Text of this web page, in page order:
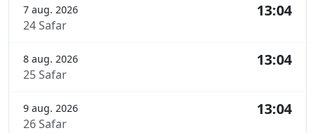
7 aug. 2026
24 Safar
13:04
8 aug. 2026
25 Safar
13:04
9 aug. 2026
26 Safar
13:04